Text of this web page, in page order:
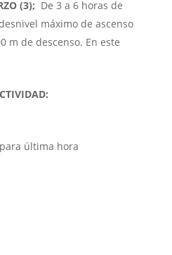
(3); De 3 a 6 horas de
máximo de ascenso
m de descenso. En este
última hora